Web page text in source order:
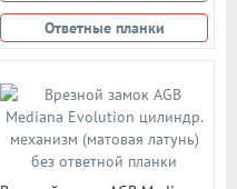
Ответные планки